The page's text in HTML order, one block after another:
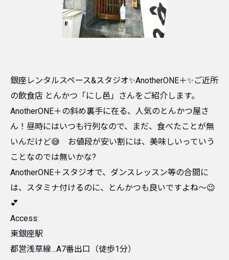
銀座レンタルスペース&スタジオ✨AnotherONE＋✨ご近所
の飲食店 とんかつ「にし邑」さんをご紹介します。
AnotherONE＋の斜め裏手に在る、人気のとんかつ屋さ
ん！昼時にはいつも行列なので、まだ、食べたことが無
いんだけど😅 お値段が安い割には、美味しいっていう
ことなのでは無いかな?
AnotherONE＋スタジオで、ダンスレッスン等の合間に
は、スタミナ付けるのに、とんかつも良いですよね～😉
💕
Access:
東銀座駅
都営浅草線…A7番出口（徒歩1分）